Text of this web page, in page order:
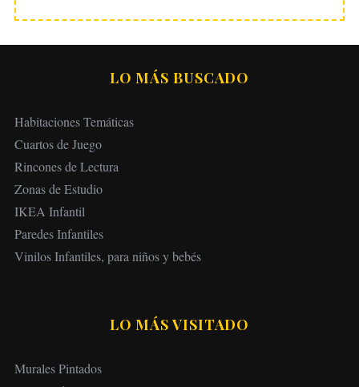
LO MÁS BUSCADO
Habitaciones Temáticas
Cuartos de Juego
Rincones de Lectura
Zonas de Estudio
IKEA Infantil
Paredes Infantiles
Vinilos Infantiles, para niños y bebés
LO MÁS VISITADO
Murales Pintados